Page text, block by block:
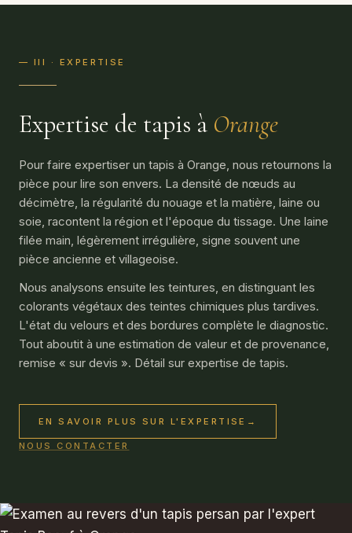
— III · EXPERTISE
Expertise de tapis à Orange
Pour faire expertiser un tapis à Orange, nous retournons la
pièce pour lire son envers. La densité de nœuds au
décimètre, la régularité du nouage et la matière, laine ou
soie, racontent la région et l'époque du tissage. Une laine
filée main, légèrement irrégulière, signe souvent une
pièce ancienne et villageoise.
Nous analysons ensuite les teintures, en distinguant les
colorants végétaux des teintes chimiques plus tardives.
L'état du velours et des bordures complète le diagnostic.
Tout aboutit à une estimation de valeur et de provenance,
remise « sur devis ». Détail sur expertise de tapis.
EN SAVOIR PLUS SUR L'EXPERTISE →
NOUS CONTACTER